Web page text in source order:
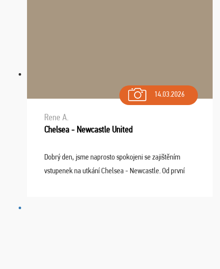
14.03.2026
Rene A.
Chelsea - Newcastle United
Dobrý den, jsme naprosto spokojeni se zajištěním
vstupenek na utkání Chelsea - Newcastle. Od první